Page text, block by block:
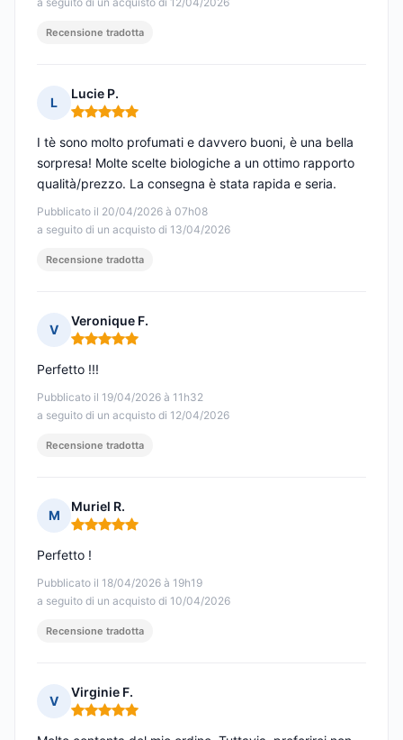
Recensione tradotta
L
Lucie P.
Nota: 5 su 5
Pubblicato il 20/04/2026 à 07h08
a seguito di un acquisto di 13/04/2026
I tè sono molto profumati e davvero buoni, è una bella
sorpresa! Molte scelte biologiche a un ottimo rapporto
qualità/prezzo. La consegna è stata rapida e seria.
Recensione tradotta
V
Veronique F.
Nota: 5 su 5
Pubblicato il 19/04/2026 à 11h32
a seguito di un acquisto di 12/04/2026
Perfetto !!!
Recensione tradotta
M
Muriel R.
Nota: 5 su 5
Pubblicato il 18/04/2026 à 19h19
a seguito di un acquisto di 10/04/2026
Perfetto !
Recensione tradotta
V
Virginie F.
Nota: 5 su 5